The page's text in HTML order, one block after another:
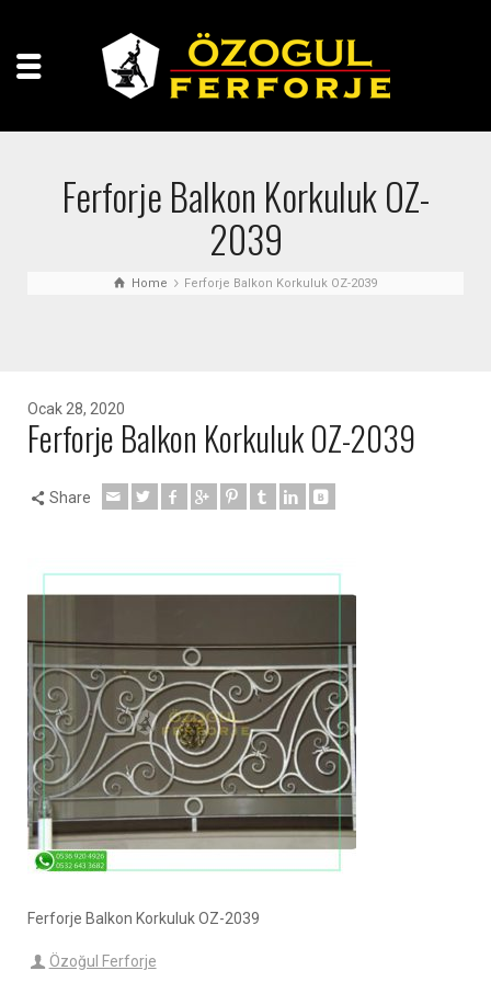
Ferforje Balkon Korkuluk OZ-
2039
Home Ferforje Balkon Korkuluk OZ-2039
Ocak 28, 2020
Ferforje Balkon Korkuluk OZ-2039
Share
Ferforje Balkon Korkuluk OZ-2039
Özoğul Ferforje